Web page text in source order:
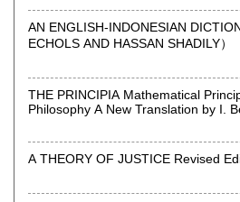
・20世紀の英米文学作品
・人類学(宗教・社会学・ジェンダー
・言語学
特に上記ジャンルは強化中の為、高
安心・丁寧、そしてご満足いただけ
たしますので蔵書の整理等ございま
い。成立した際は、責任をもって次
BRADLEY （FRANCIS HENRY
AN ENGLISH-INDONESIAN DICTIONARY （
ECHOLS AND HASSAN SHADILY）
THE PRINCIPIA Mathematical Principles of Natural
Philosophy A New Translation by I. Bernard Cohen and Anne
NEWTON）